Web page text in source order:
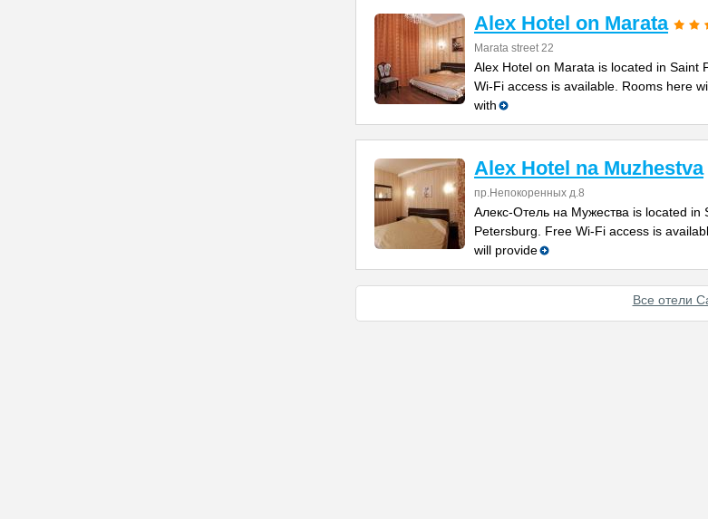
Alex Hotel on Marata
Marata street 22
Alex Hotel on Marata is located in Saint
Wi-Fi access is available. Rooms here
with
Alex Hotel na Muzhestva
пр.Непокоренных д.8
Алекс-Отель на Мужества is located in
Petersburg. Free Wi-Fi access is
will provide
Все отели